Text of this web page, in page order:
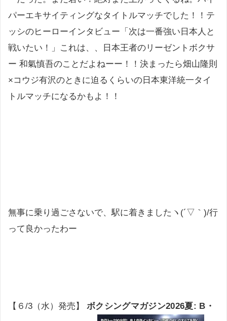
パーエキサイティングなタイトルマッチでした！！テ
ッシのヒーローインタビュー「次は一番強い日本人と
戦いたい！」これは、、日本王者のリーゼントボクサ
ー 和氣慎吾のことだよねーー！！決まったら畑山隆則
×コウジ有沢のときに迫るくらいの日本東洋統一タイ
トルマッチになるかもよ！！
無事に乗り過ごさないで、駅に着きましたヽ(´▽｀)/行
って良かったわー
【６/3（水）発売】 ボクシングマガジン2026夏: B・